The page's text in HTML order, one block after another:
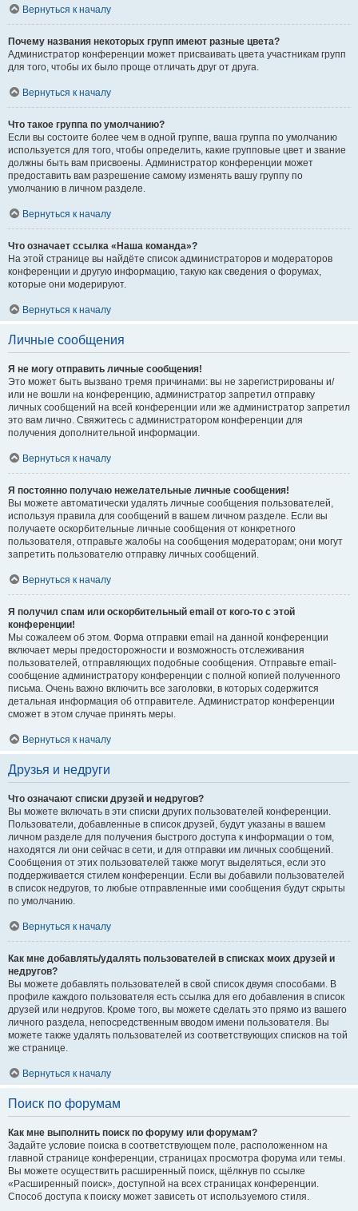
Вернуться к началу
Почему названия некоторых групп имеют разные цвета?
Администратор конференции может присваивать цвета участникам групп
для того, чтобы их было проще отличать друг от друга.
Вернуться к началу
Что такое группа по умолчанию?
Если вы состоите более чем в одной группе, ваша группа по умолчанию
используется для того, чтобы определить, какие групповые цвет и звание
должны быть вам присвоены. Администратор конференции может
предоставить вам разрешение самому изменять вашу группу по
умолчанию в личном разделе.
Вернуться к началу
Что означает ссылка «Наша команда»?
На этой странице вы найдёте список администраторов и модераторов
конференции и другую информацию, такую как сведения о форумах,
которые они модерируют.
Вернуться к началу
Личные сообщения
Я не могу отправить личные сообщения!
Это может быть вызвано тремя причинами: вы не зарегистрированы и/
или не вошли на конференцию, администратор запретил отправку
личных сообщений на всей конференции или же администратор запретил
это вам лично. Свяжитесь с администратором конференции для
получения дополнительной информации.
Вернуться к началу
Я постоянно получаю нежелательные личные сообщения!
Вы можете автоматически удалять личные сообщения пользователей,
используя правила для сообщений в вашем личном разделе. Если вы
получаете оскорбительные личные сообщения от конкретного
пользователя, отправьте жалобы на сообщения модераторам; они могут
запретить пользователю отправку личных сообщений.
Вернуться к началу
Я получил спам или оскорбительный email от кого-то с этой
конференции!
Мы сожалеем об этом. Форма отправки email на данной конференции
включает меры предосторожности и возможность отслеживания
пользователей, отправляющих подобные сообщения. Отправьте email-
сообщение администратору конференции с полной копией полученного
письма. Очень важно включить все заголовки, в которых содержится
детальная информация об отправителе. Администратор конференции
сможет в этом случае принять меры.
Вернуться к началу
Друзья и недруги
Что означают списки друзей и недругов?
Вы можете включать в эти списки других пользователей конференции.
Пользователи, добавленные в список друзей, будут указаны в вашем
личном разделе для получения быстрого доступа к информации о том,
находятся ли они сейчас в сети, и для отправки им личных сообщений.
Сообщения от этих пользователей также могут выделяться, если это
поддерживается стилем конференции. Если вы добавили пользователей
в список недругов, то любые отправленные ими сообщения будут скрыты
по умолчанию.
Вернуться к началу
Как мне добавлять/удалять пользователей в списках моих друзей и
недругов?
Вы можете добавлять пользователей в свой список двумя способами. В
профиле каждого пользователя есть ссылка для его добавления в список
друзей или недругов. Кроме того, вы можете сделать это прямо из вашего
личного раздела, непосредственным вводом имени пользователя. Вы
можете также удалять пользователей из соответствующих списков на той
же странице.
Вернуться к началу
Поиск по форумам
Как мне выполнить поиск по форуму или форумам?
Задайте условие поиска в соответствующем поле, расположенном на
главной странице конференции, страницах просмотра форума или темы.
Вы можете осуществить расширенный поиск, щёлкнув по ссылке
«Расширенный поиск», доступной на всех страницах конференции.
Способ доступа к поиску может зависеть от используемого стиля.